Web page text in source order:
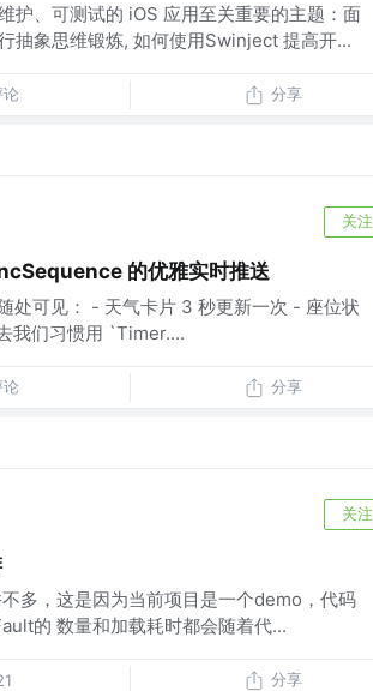
护、可测试的 iOS 应用至关重要的主题：面
抽象思维锻炼, 如何使用Swinject 提高开...
分享
关注
的优雅实时推送
处可见： - 天气卡片 3 秒更新一次 - 座位状
我们习惯用 `Timer....
分享
关注
多，这是因为当前项目是一个demo，代码
的 数量和加载耗时都会随着代...
分享